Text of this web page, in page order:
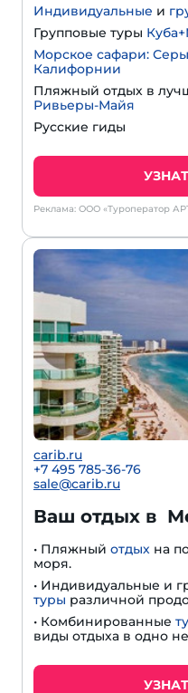
Индивидуальные и
Групповые туры
Морское сафари:
Калифорнии
Пляжный отдых в
Ривьеры-Майя
Русские гиды
Реклама: ООО «Туроператор
carib.ru
+7 495 785-36-76
sale@carib.ru
Ваш отдых в
• Пляжный отдых на
моря.
• Индивидуальные и
туры различной
• Комбинированные
виды отдыха в одно